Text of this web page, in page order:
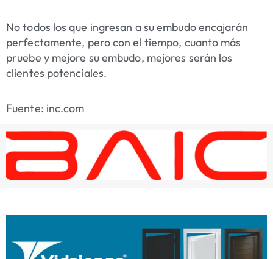
No todos los que ingresan a su embudo encajarán
perfectamente, pero con el tiempo, cuanto más
pruebe y mejore su embudo, mejores serán los
clientes potenciales.
Fuente: inc.com